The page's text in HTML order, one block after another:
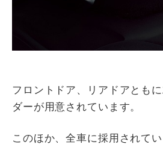
フロントドア、リアドアとも
ダーが用意されています。
このほか、全車に採用されて